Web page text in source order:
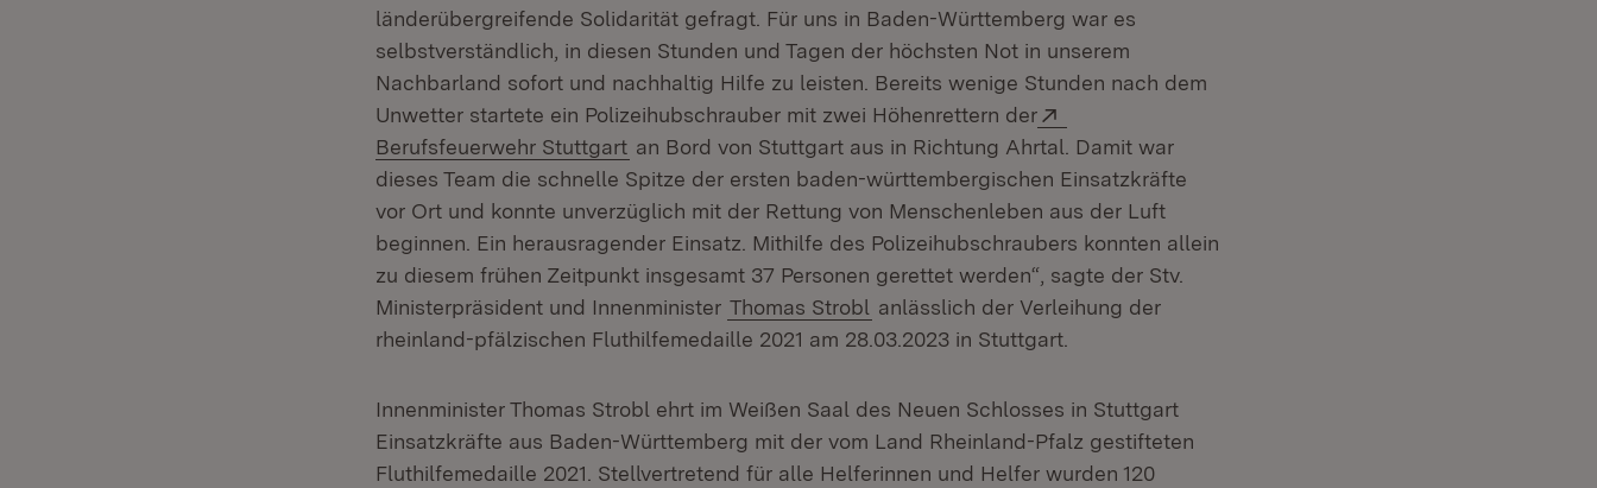
länderübergreifende Solidarität gefragt. Für uns in Baden-Württemberg war es
selbstverständlich, in diesen Stunden und Tagen der höchsten Not in unserem
Nachbarland sofort und nachhaltig Hilfe zu leisten. Bereits wenige Stunden nach dem
Unwetter startete ein Polizeihubschrauber mit zwei Höhenrettern der
Berufsfeuerwehr Stuttgart (Öffnet in neuem Fenster)
an Bord von Stuttgart aus in Richtung Ahrtal. Damit war
dieses Team die schnelle Spitze der ersten baden-württembergischen Einsatzkräfte
vor Ort und konnte unverzüglich mit der Rettung von Menschenleben aus der Luft
beginnen. Ein herausragender Einsatz. Mithilfe des Polizeihubschraubers konnten allein
zu diesem frühen Zeitpunkt insgesamt 37 Personen gerettet werden“, sagte der Stv.
Ministerpräsident und Innenminister Thomas Strobl anlässlich der Verleihung der
rheinland-pfälzischen Fluthilfemedaille 2021 am 28.03.2023 in Stuttgart.
Innenminister Thomas Strobl ehrt im Weißen Saal des Neuen Schlosses in Stuttgart
Einsatzkräfte aus Baden-Württemberg mit der vom Land Rheinland-Pfalz gestifteten
Fluthilfemedaille 2021. Stellvertretend für alle Helferinnen und Helfer wurden 120